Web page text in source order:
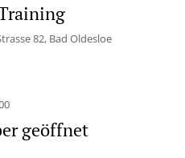
82, Bad Oldesloe
geöffnet